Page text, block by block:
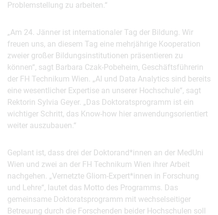
Problemstellung zu arbeiten.“
„Am 24. Jänner ist internationaler Tag der Bildung. Wir
freuen uns, an diesem Tag eine mehrjährige Kooperation
zweier großer Bildungsinstitutionen präsentieren zu
können“, sagt Barbara Czak-Pobeheim, Geschäftsführerin
der FH Technikum Wien. „AI und Data Analytics sind bereits
eine wesentlicher Expertise an unserer Hochschule“, sagt
Rektorin Sylvia Geyer. „Das Doktoratsprogramm ist ein
wichtiger Schritt, das Know-how hier anwendungsorientiert
weiter auszubauen.“
Geplant ist, dass drei der Doktorand*innen an der MedUni
Wien und zwei an der FH Technikum Wien ihrer Arbeit
nachgehen. „Vernetzte Gliom-Expert*innen in Forschung
und Lehre“, lautet das Motto des Programms. Das
gemeinsame Doktoratsprogramm mit wechselseitiger
Betreuung durch die Forschenden beider Hochschulen soll